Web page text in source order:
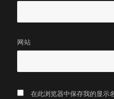
网站
在此浏览器中保存我的显示